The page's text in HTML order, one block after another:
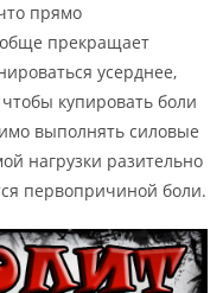
прямо
пре­кра­ща­ет
усерднее,
купировать боли
вы­пол­нять си­ло­вые
нагрузки ра­зи­тель­но
первопричиной боли.